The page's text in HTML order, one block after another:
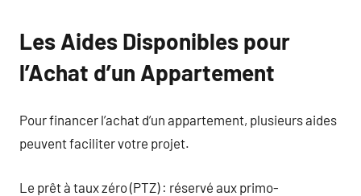
Les Aides Disponibles pour
l’Achat d’un Appartement
Pour financer l’achat d’un appartement, plusieurs aides
peuvent faciliter votre projet.
Le prêt à taux zéro (PTZ) : réservé aux primo-